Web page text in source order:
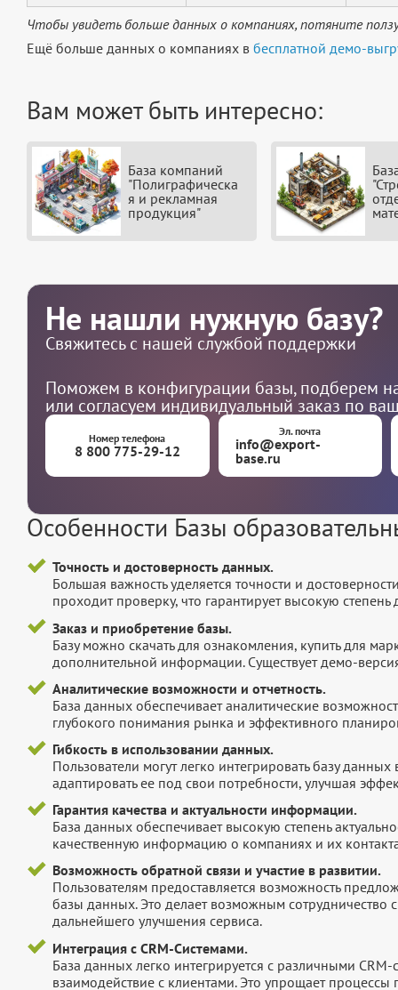
Чтобы увидеть больше данных о компаниях, потяните
Ещё больше данных о компаниях в бесплатной демо-
Вам может быть интересно:
База компаний
"Полиграфическа
я и рекламная
продукция"
Не нашли нужную базу?
Свяжитесь с нашей службой поддержки
Поможем в конфигурации базы, подберем
или согласуем индивидуальный заказ по
Номер телефона
8 800 775-29-12
Эл. почта
info@export-
base.ru
Особенности Базы
Точность и достоверность данных.
Большая важность уделяется точности и
проходит проверку, что гарантирует высокую
Заказ и приобретение базы.
Базу можно скачать для ознакомления, купить для
дополнительной информации. Существует демо-
Аналитические возможности и отчетность.
База данных обеспечивает аналитические
глубокого понимания рынка и эффективного
Гибкость в использовании данных.
Пользователи могут легко интегрировать базу
адаптировать ее под свои потребности, улучшая
Гарантия качества и актуальности информации.
База данных обеспечивает высокую степень
качественную информацию о компаниях и их
Возможность обратной связи и участие в развитии.
Пользователям предоставляется возможность
базы данных. Это делает возможным сотрудничество
дальнейшего улучшения сервиса.
Интеграция с CRM-Системами.
База данных легко интегрируется с различными
взаимодействие с клиентами. Это упрощает